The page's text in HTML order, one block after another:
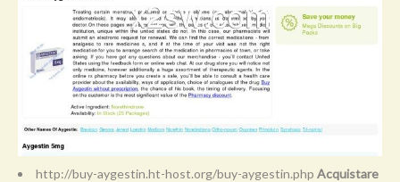
http://buy-aygestin.ht-host.org/buy-aygestin.php Acquistare